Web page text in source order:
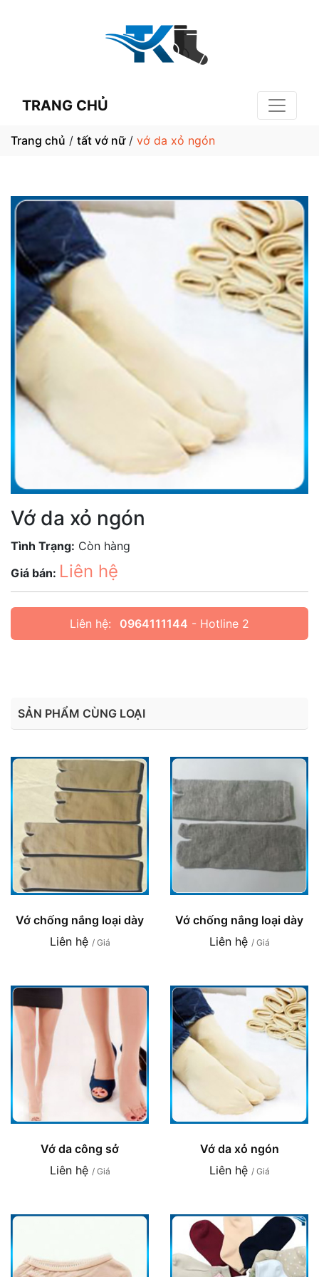
TRANG CHỦ
Trang chủ / tất vớ nữ/ vớ da xỏ ngón
Vớ da xỏ ngón
Tình Trạng: Còn hàng
Giá bán: Liên hệ
Liên hệ: 0964111144 - Hotline 2
SẢN PHẨM CÙNG LOẠI
Vớ chống nắng loại dày
Liên hệ / Giá
Vớ chống nắng loại dày
Liên hệ / Giá
Vớ da công sở
Liên hệ / Giá
Vớ da xỏ ngón
Liên hệ / Giá